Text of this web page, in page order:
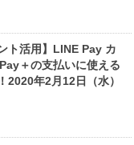
ト活用】LINE Pay カ
＋の支払いに使える
2020年2月12日（水）